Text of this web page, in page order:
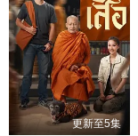
更新至5集